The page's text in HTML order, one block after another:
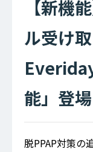
【新機
ル受け
能」登場
脱PPAP対策の